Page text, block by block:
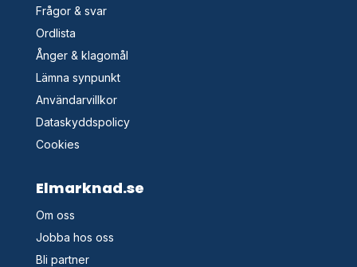
Frågor & svar
Ordlista
Ånger & klagomål
Lämna synpunkt
Användarvillkor
Dataskyddspolicy
Cookies
Elmarknad.se
Om oss
Jobba hos oss
Bli partner